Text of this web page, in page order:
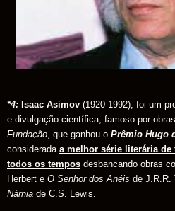
*4: Isaac Asimov (1920-1992), foi um
e divulgação científica, famoso por
Fundação , que ganhou o Prêmio Hugo
considerada a melhor série literária
todos os tempos desbancando obras
Herbert e O Senhor dos Anéis de J.R.R.
Nárnia de C.S. Lewis.